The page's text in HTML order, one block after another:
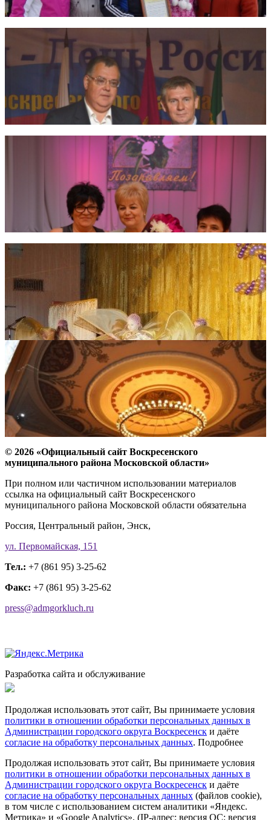
© 2026 «Официальный сайт Воскресенского
муниципального района Московской области»
При полном или частичном использовании материалов
ссылка на официальный сайт Воскресенского
муниципального района Московской области обязательна
Россия, Центральный район, Энск,
ул. Первомайская, 151
Тел.: +7 (861 95) 3-25-62
Факс: +7 (861 95) 3-25-62
press@admgorkluch.ru
Разработка сайта и обслуживание
Продолжая использовать этот сайт, Вы принимаете условия
политики в отношении обработки персональных данных в
Администрации городского округа Воскресенск и даёте
согласие на обработку персональных данных. Подробнее
Продолжая использовать этот сайт, Вы принимаете условия
политики в отношении обработки персональных данных в
Администрации городского округа Воскресенск и даёте
согласие на обработку персональных данных (файлов cookie),
в том числе с использованием систем аналитики «Яндекс.
Метрика» и «Google Analytics», (IP-адрес; версия ОС; версия